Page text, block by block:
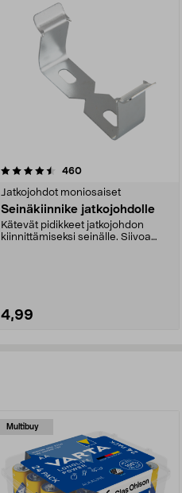
460arvostelut
Jatkojohdot moniosaiset
Seinäkiinnike jatkojohdolle
Kätevät pidikkeet jatkojohdon
kiinnittämiseksi seinälle. Siivoa
4,99
4.5 viidestä
Multibuy